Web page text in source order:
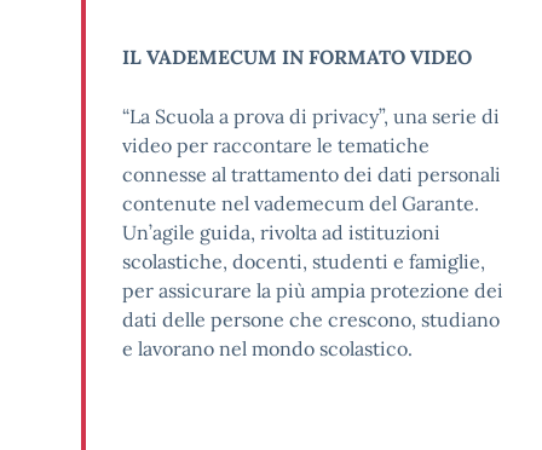
IL VADEMECUM IN FORMATO VIDEO
“La Scuola a prova di privacy”, una serie di
video per raccontare le tematiche
connesse al trattamento dei dati personali
contenute nel vademecum del Garante.
Un’agile guida, rivolta ad istituzioni
scolastiche, docenti, studenti e famiglie,
per assicurare la più ampia protezione dei
dati delle persone che crescono, studiano
e lavorano nel mondo scolastico.